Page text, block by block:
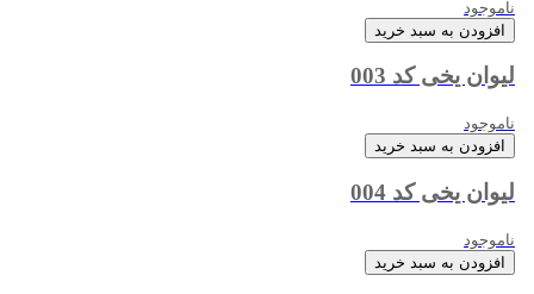
ناموجود
افزودن به سبد خرید
لیوان یخی کد 003
ناموجود
افزودن به سبد خرید
لیوان یخی کد 004
ناموجود
افزودن به سبد خرید